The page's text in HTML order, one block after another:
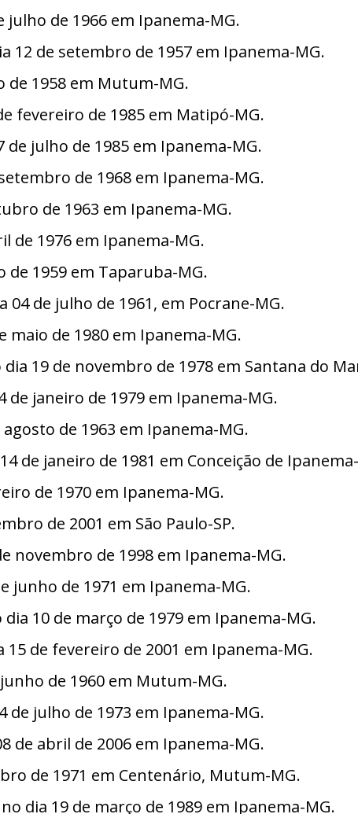
julho de 1966 em Ipanema-MG.
12 de setembro de 1957 em Ipanema-MG.
de 1958 em Mutum-MG.
fevereiro de 1985 em Matipó-MG.
julho de 1985 em Ipanema-MG.
de 1968 em Ipanema-MG.
de 1963 em Ipanema-MG.
de 1976 em Ipanema-MG.
de 1959 em Taparuba-MG.
de julho de 1961, em Pocrane-MG.
maio de 1980 em Ipanema-MG.
19 de novembro de 1978 em Santana do
de janeiro de 1979 em Ipanema-MG.
de 1963 em Ipanema-MG.
de janeiro de 1981 em Conceição de
de 1970 em Ipanema-MG.
de 2001 em São Paulo-SP.
novembro de 1998 em Ipanema-MG.
junho de 1971 em Ipanema-MG.
10 de março de 1979 em Ipanema-MG.
de fevereiro de 2001 em Ipanema-MG.
de 1960 em Mutum-MG.
de julho de 1973 em Ipanema-MG.
de abril de 2006 em Ipanema-MG.
de 1971 em Centenário, Mutum-MG.
dia 19 de março de 1989 em Ipanema-MG.